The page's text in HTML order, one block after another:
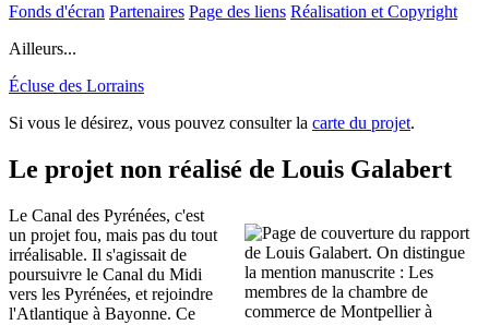
Fonds d'écran Partenaires Page des liens Réalisation et Copyright
Ailleurs...
Écluse des Lorrains
Si vous le désirez, vous pouvez consulter la carte du projet.
Le projet non réalisé de Louis Galabert
Le Canal des Pyrénées, c'est
un projet fou, mais pas du tout
irréalisable. Il s'agissait de
poursuivre le Canal du Midi
vers les Pyrénées, et rejoindre
l'Atlantique à Bayonne. Ce